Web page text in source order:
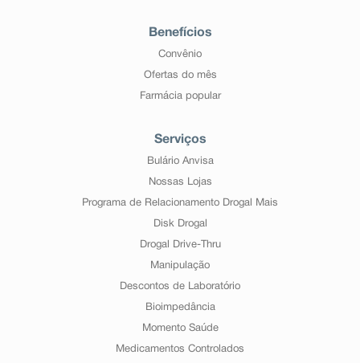
Benefícios
Convênio
Ofertas do mês
Farmácia popular
Serviços
Bulário Anvisa
Nossas Lojas
Programa de Relacionamento Drogal Mais
Disk Drogal
Drogal Drive-Thru
Manipulação
Descontos de Laboratório
Bioimpedância
Momento Saúde
Medicamentos Controlados